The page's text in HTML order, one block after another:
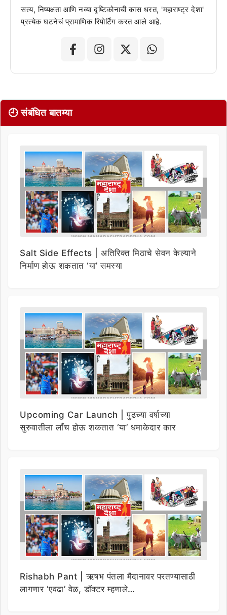
सत्य, निष्पक्षता आणि नव्या दृष्टिकोनाची कास धरत, 'महाराष्ट्र देशा'
प्रत्येक घटनेचं प्रामाणिक रिपोर्टिंग करत आले आहे.
🕘 संबंधित बातम्या
Salt Side Effects | अतिरिक्त मिठाचे सेवन केल्याने
निर्माण होऊ शकतात ‘या’ समस्या
Upcoming Car Launch | पुढच्या वर्षाच्या
सुरुवातीला लाँच होऊ शकतात ‘या’ धमाकेदार कार
Rishabh Pant | ऋषभ पंतला मैदानावर परतण्यासाठी
लागणार ‘एवढा’ वेळ, डॉक्टर म्हणाले…